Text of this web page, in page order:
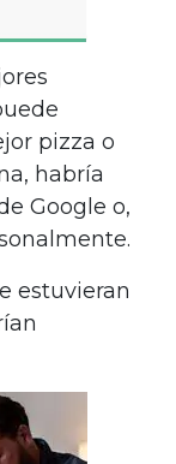
pizza o
habría
Google o,
estuvieran